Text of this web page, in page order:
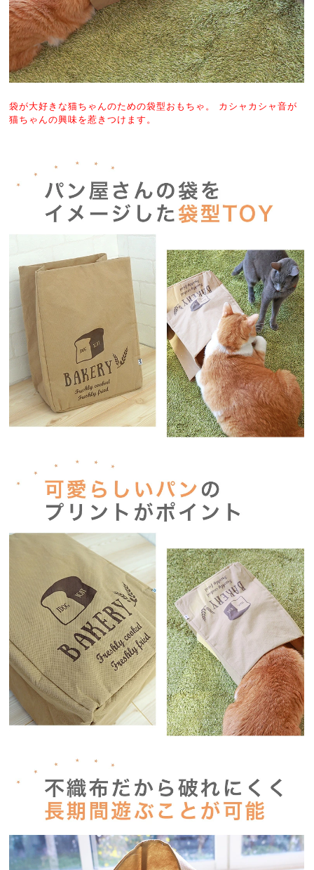
袋が大好きな猫ちゃんのための袋型おもちゃ。 カシャカシャ音が
猫ちゃんの興味を惹きつけます。